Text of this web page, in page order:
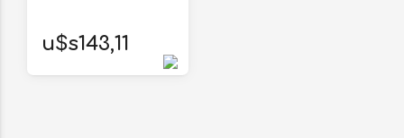
u$s143,11